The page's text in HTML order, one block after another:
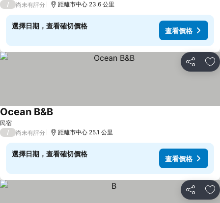
/ 尚未有評分 距離市中心 23.6 公里
選擇日期，查看確切價格
查看價格
分享 加
民宿
Ocean B&B查看價格
/ 尚未有評分 距離市中心 25.1 公里
選擇日期，查看確切價格
查看價格
分享 加